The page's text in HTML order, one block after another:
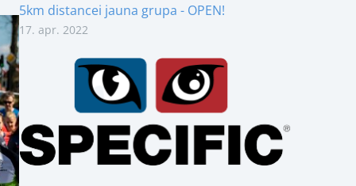
5km distancei jauna grupa - OPEN!
17. apr. 2022